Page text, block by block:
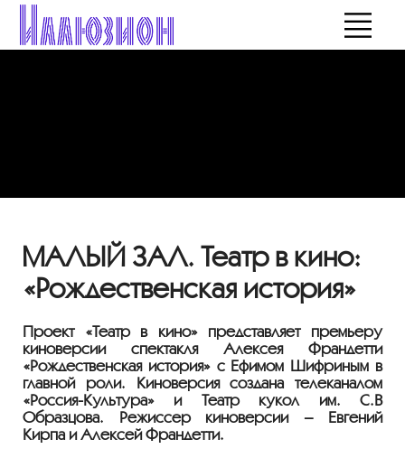
МАЛЫЙ ЗАЛ. Театр в кино:
«Рождественская история»
Проект «Театр в кино» представляет премьеру
киноверсии спектакля Алексея Франдетти
«Рождественская история» с Ефимом Шифриным в
главной роли. Киноверсия создана телеканалом
«Россия-Культура» и Театр кукол им. С.В
Образцова. Режиссер киноверсии – Евгений
Кирпа и Алексей Франдетти.